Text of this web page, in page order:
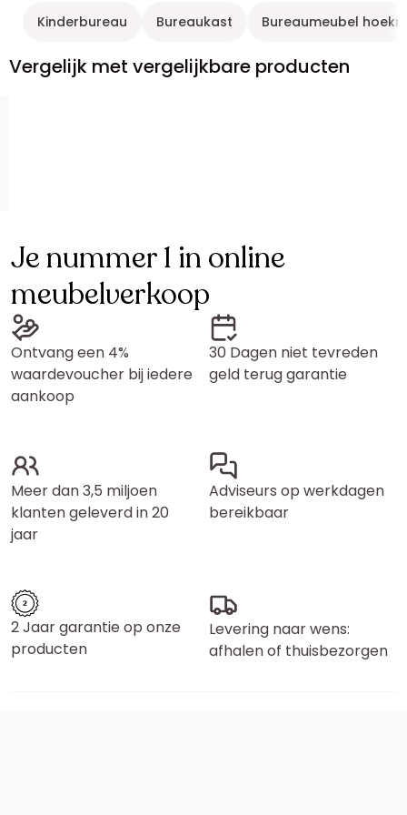
Kinderbureau Bureaukast Bureaumeubel
Vergelijk met vergelijkbare producten
Je nummer 1 in online
meubelverkoop
Ontvang een 4%
waardevoucher bij iedere
aankoop
30 Dagen niet tevreden
geld terug garantie
Meer dan 3,5 miljoen
klanten geleverd in 20
jaar
Adviseurs op werkdagen
bereikbaar
2 Jaar garantie op onze
producten
Levering naar wens:
afhalen of thuisbezorgen